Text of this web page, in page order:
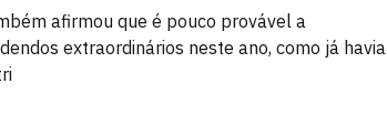
afirmou que é pouco provável a
extraordinários neste ano, como já havia